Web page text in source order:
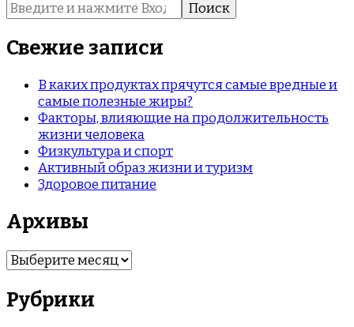
Найти:
Свежие записи
В каких продуктах прячутся самые вредные и
самые полезные жиры?
Факторы, влияющие на продолжительность
жизни человека
Физкультура и спорт
Активный образ жизни и туризм
Здоровое питание
Архивы
Архивы
Рубрики